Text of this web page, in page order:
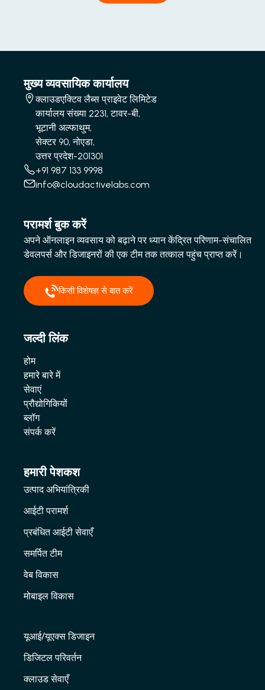
मुख्य व्यवसायिक कार्यालय
क्लाउडएक्टिव लैब्स प्राइवेट लिमिटेड
कार्यालय संख्या 2231, टावर-बी,
भूटानी अल्फाथुम,
सेक्टर 90, नोएडा,
उत्तर प्रदेश-201301
+91 987 133 9998
info@cloudactivelabs.com
परामर्श बुक करें
अपने ऑनलाइन व्यवसाय को बढ़ाने पर ध्यान केंद्रित परिणाम-संचालित
डेवलपर्स और डिजाइनरों की एक टीम तक तत्काल पहुंच प्राप्त करें।
किसी विशेषज्ञ से बात करें
जल्दी लिंक
होम
हमारे बारे में
सेवाएं
प्रौद्योगिकियों
ब्लॉग
संपर्क करें
हमारी पेशकश
उत्पाद अभियांत्रिकी
आईटी परामर्श
प्रबंधित आईटी सेवाएँ
समर्पित टीम
वेब विकास
मोबाइल विकास
यूआई/यूएक्स डिजाइन
डिजिटल परिवर्तन
क्लाउड सेवाएँ